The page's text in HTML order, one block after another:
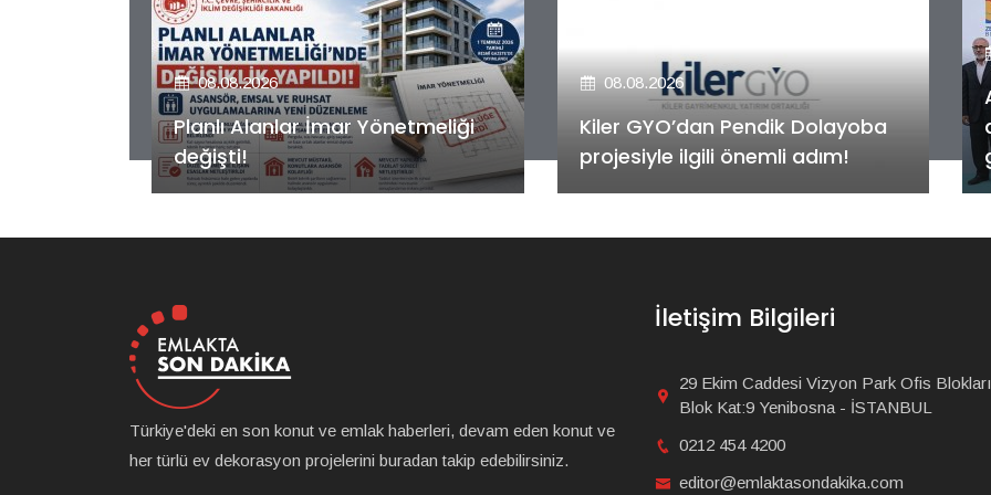
08.08.2026
Kiler GYO’dan Pendik Dolayoba
projesiyle ilgili önemli adım!
08.08.2026
Alya Merkezefendi Konutları'nın
anahtar teslim töreni
gerçekleştirildi!
Türkiye'deki en son konut ve emlak haberleri, devam eden konut ve
her türlü ev dekorasyon projelerini buradan takip edebilirsiniz.
İletişim Bilgileri
29 Ekim Caddesi Vizyon Park Ofis
Blok Kat:9 Yenibosna - İSTANBUL
0212 454 4200
editor@emlaktasondakika.com